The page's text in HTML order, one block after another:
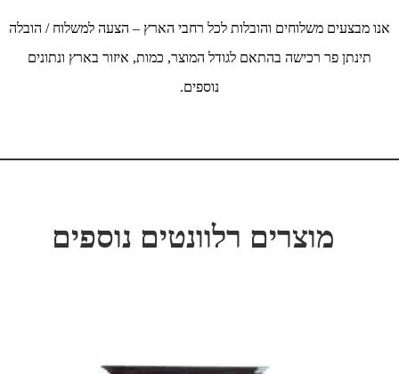
אנו מבצעים משלוחים והובלות לכל רחבי הארץ – הצעה למשלוח / הובלה
תינתן פר רכישה בהתאם לגודל המוצר, כמות, איזור בארץ ונתונים
נוספים.
מוצרים רלוונטים נוספים